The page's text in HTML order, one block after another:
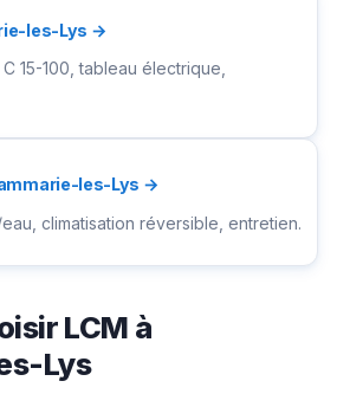
les-Lys →
15-100, tableau électrique,
les-Lys →
climatisation réversible, entretien.
LCM à
Lys